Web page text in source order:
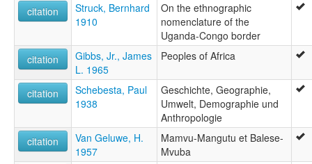
citation
Struck, Bernhard
1910
On the ethnographic
nomenclature of the
Uganda-Congo border
citation
Gibbs, Jr., James
L. 1965
Peoples of Africa
citation
Schebesta, Paul
1938
Geschichte, Geographie,
Umwelt, Demographie und
Anthropologie
citation
Van Geluwe, H.
1957
Mamvu-Mangutu et Balese-
Mvuba